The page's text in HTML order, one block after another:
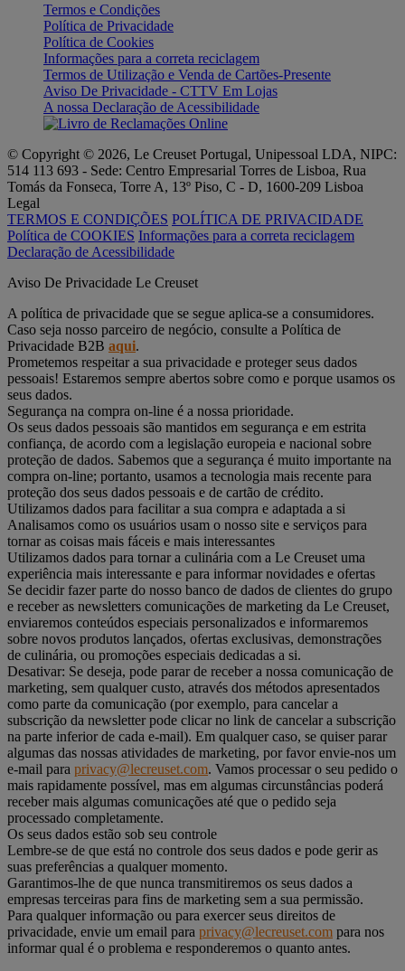
Termos e Condições
Política de Privacidade
Política de Cookies
Informações para a correta reciclagem
Termos de Utilização e Venda de Cartões-Presente
Aviso De Privacidade - CTTV Em Lojas
A nossa Declaração de Acessibilidade
© Copyright © 2026, Le Creuset Portugal, Unipessoal LDA, NIPC:
514 113 693 - Sede: Centro Empresarial Torres de Lisboa, Rua
Tomás da Fonseca, Torre A, 13º Piso, C - D, 1600-209 Lisboa
Legal
TERMOS E CONDIÇÕES POLÍTICA DE PRIVACIDADE
Política de COOKIES Informações para a correta reciclagem
Declaração de Acessibilidade
Aviso De Privacidade Le Creuset
A política de privacidade que se segue aplica-se a consumidores.
Caso seja nosso parceiro de negócio, consulte a Política de
Privacidade B2B aqui.
Prometemos respeitar a sua privacidade e proteger seus dados
pessoais! Estaremos sempre abertos sobre como e porque usamos os
seus dados.
Segurança na compra on-line é a nossa prioridade.
Os seus dados pessoais são mantidos em segurança e em estrita
confiança, de acordo com a legislação europeia e nacional sobre
proteção de dados. Sabemos que a segurança é muito importante na
compra on-line; portanto, usamos a tecnologia mais recente para
proteção dos seus dados pessoais e de cartão de crédito.
Utilizamos dados para facilitar a sua compra e adaptada a si
Analisamos como os usuários usam o nosso site e serviços para
tornar as coisas mais fáceis e mais interessantes
Utilizamos dados para tornar a culinária com a Le Creuset uma
experiência mais interessante e para informar novidades e ofertas
Se decidir fazer parte do nosso banco de dados de clientes do grupo
e receber as newsletters comunicações de marketing da Le Creuset,
enviaremos conteúdos especiais personalizados e informaremos
sobre novos produtos lançados, ofertas exclusivas, demonstrações
de culinária, ou promoções especiais dedicadas a si.
Desativar: Se deseja, pode parar de receber a nossa comunicação de
marketing, sem qualquer custo, através dos métodos apresentados
como parte da comunicação (por exemplo, para cancelar a
subscrição da newsletter pode clicar no link de cancelar a subscrição
na parte inferior de cada e-mail). Em qualquer caso, se quiser parar
algumas das nossas atividades de marketing, por favor envie-nos um
e-mail para privacy@lecreuset.com. Vamos processar o seu pedido o
mais rapidamente possível, mas em algumas circunstâncias poderá
receber mais algumas comunicações até que o pedido seja
processado completamente.
Os seus dados estão sob seu controle
Lembre-se de que está no controle dos seus dados e pode gerir as
suas preferências a qualquer momento.
Garantimos-lhe de que nunca transmitiremos os seus dados a
empresas terceiras para fins de marketing sem a sua permissão.
Para qualquer informação ou para exercer seus direitos de
privacidade, envie um email para privacy@lecreuset.com para nos
informar qual é o problema e responderemos o quanto antes.